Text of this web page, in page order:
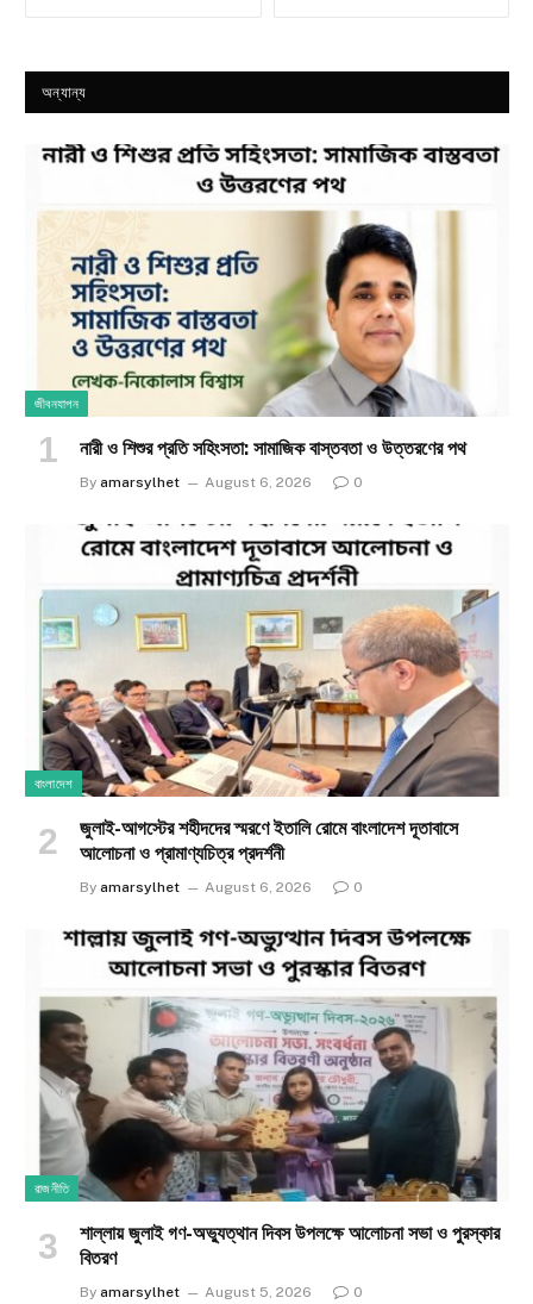
অন্যান্য
জীবনযাপন
নারী ও শিশুর প্রতি সহিংসতা: সামাজিক বাস্তবতা ও উত্তরণের পথ
By amarsylhet August 6, 2026 0
বাংলাদেশ
জুলাই-আগস্টের শহীদদের স্মরণে ইতালি রোমে বাংলাদেশ দূতাবাসে
আলোচনা ও প্রামাণ্যচিত্র প্রদর্শনী
By amarsylhet August 6, 2026 0
রাজনীতি
শাল্লায় জুলাই গণ-অভ্যুত্থান দিবস উপলক্ষে আলোচনা সভা ও পুরস্কার
বিতরণ
By amarsylhet August 5, 2026 0